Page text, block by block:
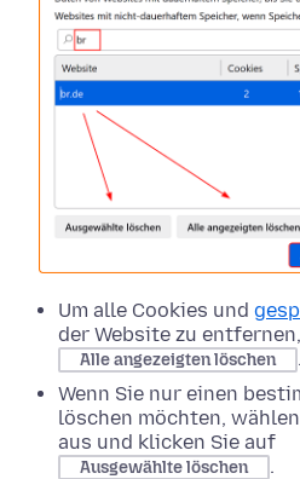
Um alle Cookies und
der Website zu
Alle angezeigten löschen
.
Wenn Sie nur einen
löschen möchten,
aus und klicken Sie auf
Ausgewählte löschen
.